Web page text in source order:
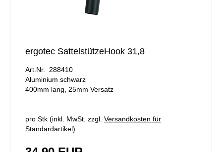
ergotec SattelstützeHook 31,8
Art.Nr. 288410
Aluminium schwarz
400mm lang, 25mm Versatz
pro Stk (inkl. MwSt. zzgl. Versandkosten für
Standardartikel)